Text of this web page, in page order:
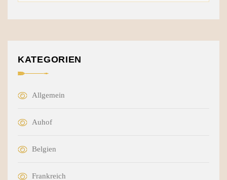
KATEGORIEN
Allgemein
Auhof
Belgien
Frankreich